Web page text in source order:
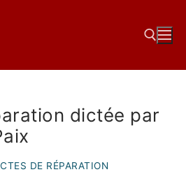
dictée par
DE RÉPARATION